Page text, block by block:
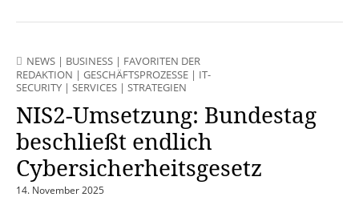
NEWS | BUSINESS | FAVORITEN DER
REDAKTION | GESCHÄFTSPROZESSE | IT-
SECURITY | SERVICES | STRATEGIEN
NIS2-Umsetzung: Bundestag
beschließt endlich
Cybersicherheitsgesetz
14. November 2025